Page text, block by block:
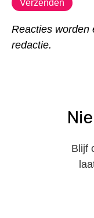
Reacties worden
redactie.
Blijf